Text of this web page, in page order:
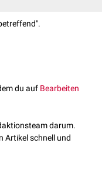
du auf Bearbeiten
darum.
Artikel schnell und